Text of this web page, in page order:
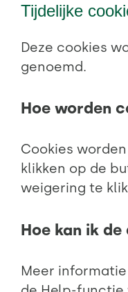
Tijdelijke
Deze cookies
genoemd.
Hoe worden
Cookies
klikken op de
weigering te
Hoe kan ik
Meer